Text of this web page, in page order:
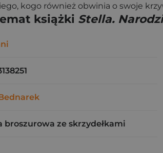
kogo również obwinia o swoje
książki Stella.
broszurowa ze skrzydełkami